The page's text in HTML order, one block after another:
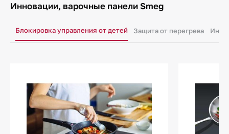
Инновации, варочные панели Smeg
Блокировка управления от детей Защита от перегрева